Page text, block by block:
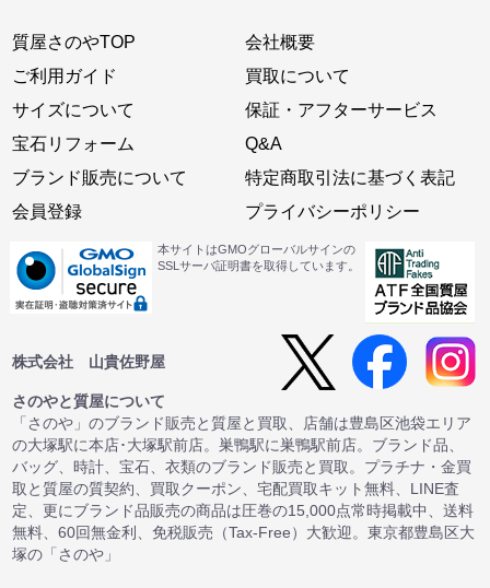
質屋さのやTOP
ご利用ガイド
サイズについて
宝石リフォーム
ブランド販売について
会員登録
会社概要
買取について
保証・アフターサービス
Q&A
特定商取引法に基づく表記
プライバシーポリシー
本サイトはGMOグローバルサインの
SSLサーバ証明書を取得しています。
株式会社 山貴佐野屋
さのやと質屋について
「さのや」のブランド販売と質屋と買取、店舗は豊島区池袋エリア
の大塚駅に本店･大塚駅前店。巣鴨駅に巣鴨駅前店。ブランド品、
バッグ、時計、宝石、衣類のブランド販売と買取。プラチナ・金買
取と質屋の質契約、買取クーポン、宅配買取キット無料、LINE査
定、更にブランド品販売の商品は圧巻の15,000点常時掲載中、送料
無料、60回無金利、免税販売（Tax-Free）大歓迎。東京都豊島区大
塚の「さのや」